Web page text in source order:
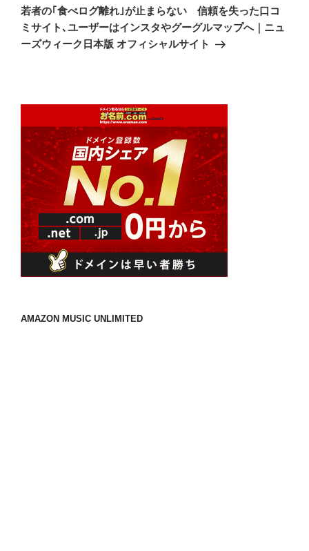
ー
シ
ョ
の
投
若者の｢食べログ離れ｣が止まらない 信頼を失った口コ
ミサイト､ユーザーはインスタやグーグルマップへ｜ニュ
ーズウィーク日本版 オフィシャルサイト
AMAZON MUSIC UNLIMITED